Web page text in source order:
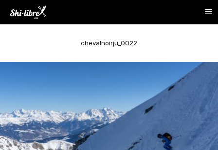
chevalnoirju_0022